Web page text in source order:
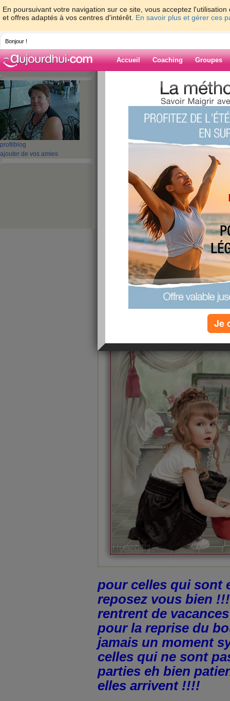
En poursuivant votre navigation sur ce site, vous acceptez
et offres adaptés à vos centres d'intérêt. En savoir plus et gérer ces
Bonjour !
Accueil Coaching Groupes
profil blog
ajouter de vos amies
> > VOILA
Blog de belier1
VOILA MES
LAISSE !!!
publié le 12/08/2013 à 16:09
les valises sont prêtes demain
viennent garder la maison
et leurs parents profiteront de la
je vais prendre de belles
ferai partager notre voyage
là bas c'est surtout la pluie que
mais ça ... il fait environ 20/23°
pour celles qui sont
reposez vous bien
rentrent de
pour la reprise du
jamais un moment
celles qui ne sont
parties eh bien
elles arrivent !!!!
Je